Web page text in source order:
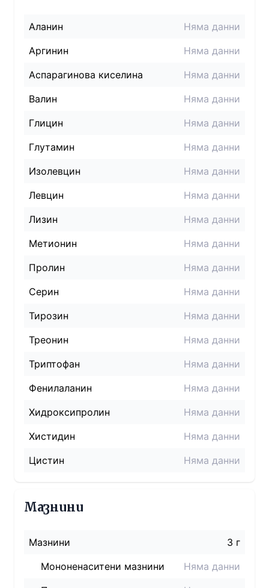
Аланин
Няма данни
Аргинин
Няма данни
Аспарагинова киселина
Няма данни
Валин
Няма данни
Глицин
Няма данни
Глутамин
Няма данни
Изолевцин
Няма данни
Левцин
Няма данни
Лизин
Няма данни
Метионин
Няма данни
Пролин
Няма данни
Серин
Няма данни
Тирозин
Няма данни
Треонин
Няма данни
Триптофан
Няма данни
Фенилаланин
Няма данни
Хидроксипролин
Няма данни
Хистидин
Няма данни
Цистин
Няма данни
Мазнини
Мазнини
3 г
Мононенаситени мазнини
Няма данни